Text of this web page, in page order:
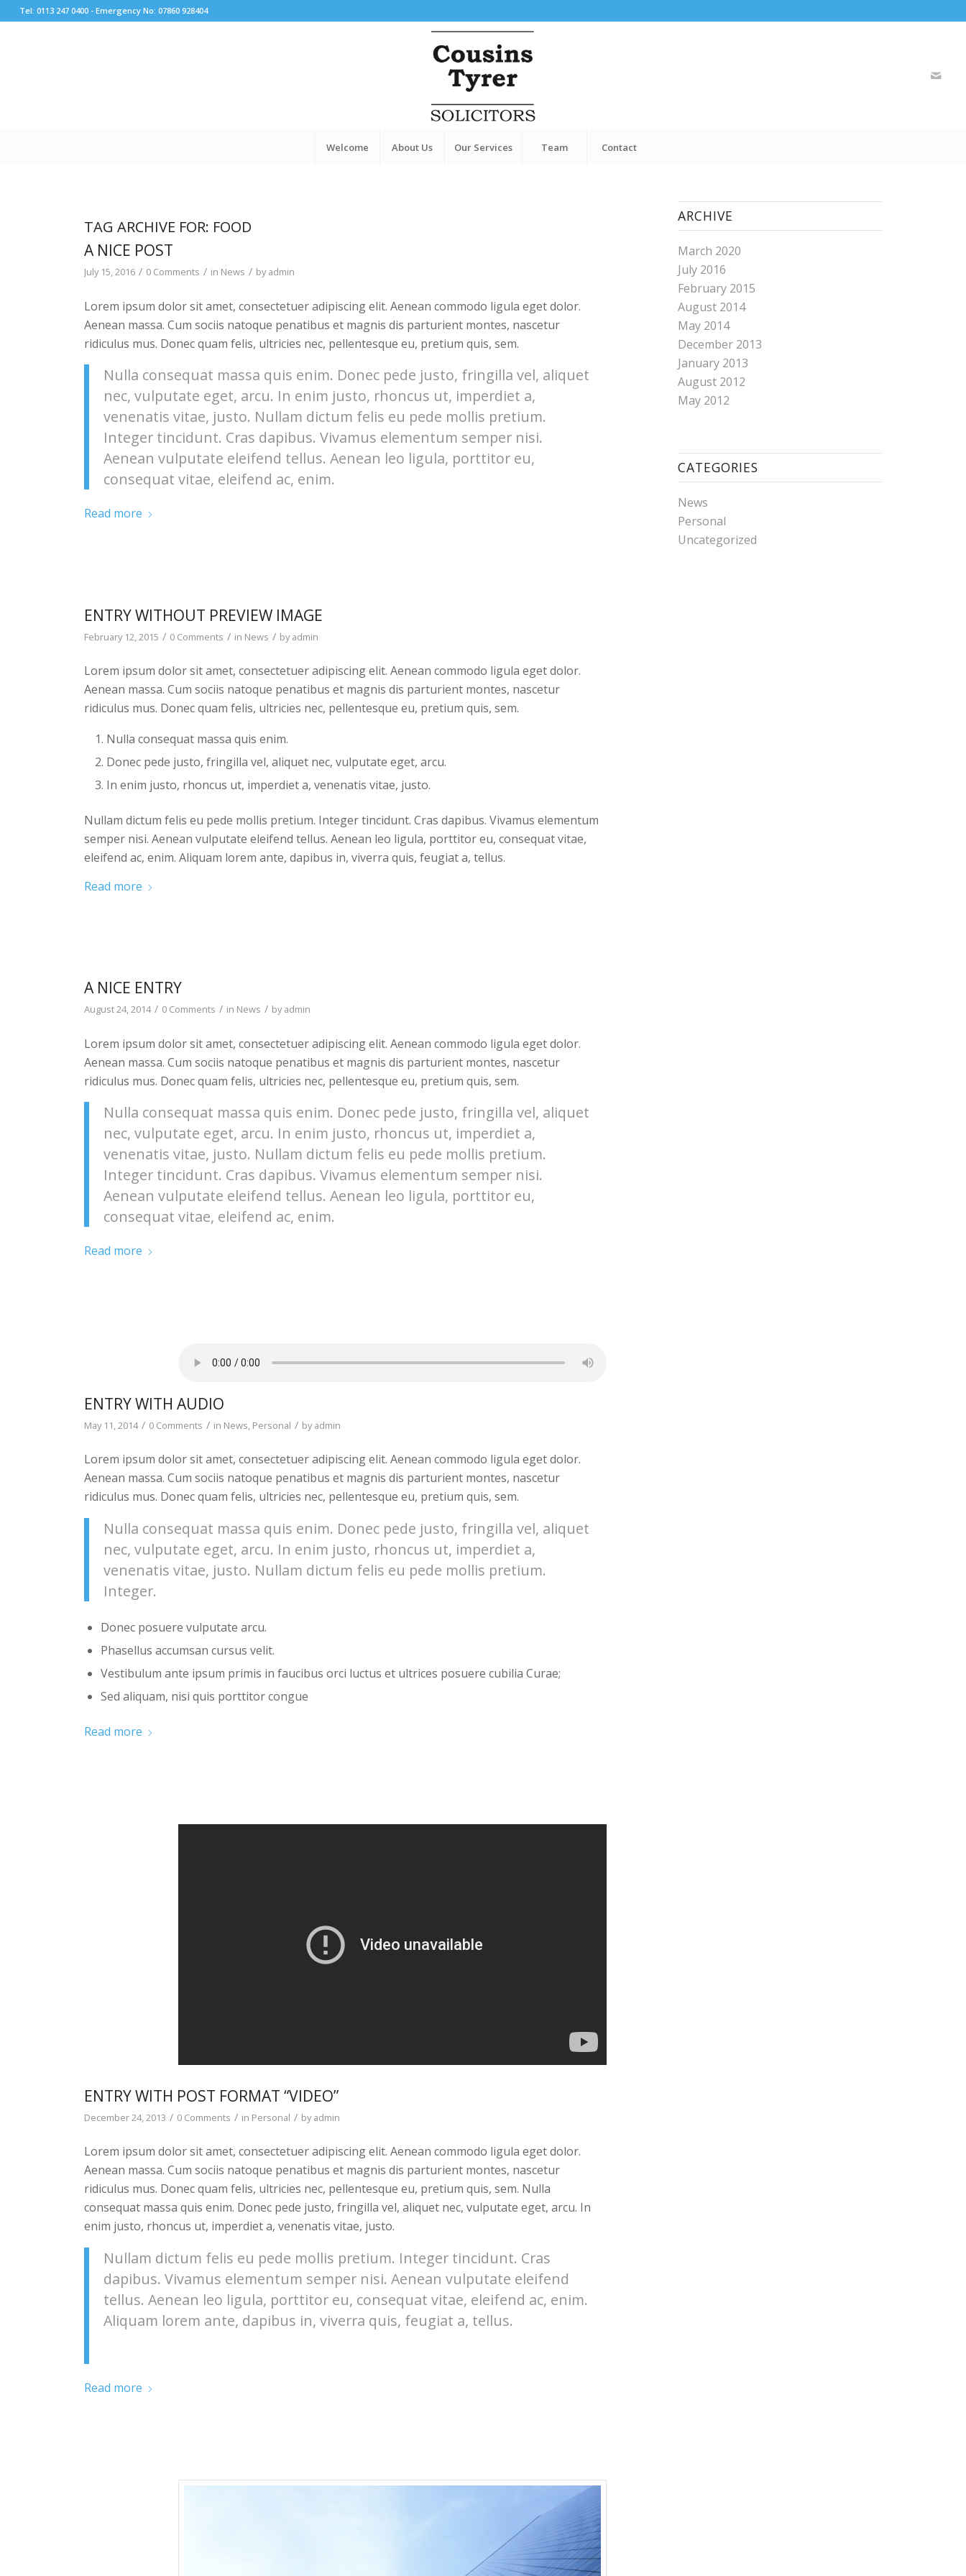
Tel: 0113 247 0400 - Emergency No: 07860 928404
Welcome About Us Our Services Team Contact
TAG ARCHIVE FOR: FOOD
A NICE POST
July 15, 2016 / 0 Comments / in News / byadmin
Lorem ipsum dolor sit amet, consectetuer adipiscing elit. Aenean commodo ligula eget dolor.
Aenean massa. Cum sociis natoque penatibus et magnis dis parturient montes, nascetur
ridiculus mus. Donec quam felis, ultricies nec, pellentesque eu, pretium quis, sem.
Nulla consequat massa quis enim. Donec pede justo, fringilla vel, aliquet
nec, vulputate eget, arcu. In enim justo, rhoncus ut, imperdiet a,
venenatis vitae, justo. Nullam dictum felis eu pede mollis pretium.
Integer tincidunt. Cras dapibus. Vivamus elementum semper nisi.
Aenean vulputate eleifend tellus. Aenean leo ligula, porttitor eu,
consequat vitae, eleifend ac, enim.
Read more
ENTRY WITHOUT PREVIEW IMAGE
February 12, 2015 / 0 Comments / in News / byadmin
Lorem ipsum dolor sit amet, consectetuer adipiscing elit. Aenean commodo ligula eget dolor.
Aenean massa. Cum sociis natoque penatibus et magnis dis parturient montes, nascetur
ridiculus mus. Donec quam felis, ultricies nec, pellentesque eu, pretium quis, sem.
Nulla consequat massa quis enim.
Donec pede justo, fringilla vel, aliquet nec, vulputate eget, arcu.
In enim justo, rhoncus ut, imperdiet a, venenatis vitae, justo.
Nullam dictum felis eu pede mollis pretium. Integer tincidunt. Cras dapibus. Vivamus elementum
semper nisi. Aenean vulputate eleifend tellus. Aenean leo ligula, porttitor eu, consequat vitae,
eleifend ac, enim. Aliquam lorem ante, dapibus in, viverra quis, feugiat a, tellus.
Read more
A NICE ENTRY
August 24, 2014 / 0 Comments / in News / byadmin
Lorem ipsum dolor sit amet, consectetuer adipiscing elit. Aenean commodo ligula eget dolor.
Aenean massa. Cum sociis natoque penatibus et magnis dis parturient montes, nascetur
ridiculus mus. Donec quam felis, ultricies nec, pellentesque eu, pretium quis, sem.
Nulla consequat massa quis enim. Donec pede justo, fringilla vel, aliquet
nec, vulputate eget, arcu. In enim justo, rhoncus ut, imperdiet a,
venenatis vitae, justo. Nullam dictum felis eu pede mollis pretium.
Integer tincidunt. Cras dapibus. Vivamus elementum semper nisi.
Aenean vulputate eleifend tellus. Aenean leo ligula, porttitor eu,
consequat vitae, eleifend ac, enim.
Read more
ENTRY WITH AUDIO
May 11, 2014 / 0 Comments / in News, Personal / byadmin
Lorem ipsum dolor sit amet, consectetuer adipiscing elit. Aenean commodo ligula eget dolor.
Aenean massa. Cum sociis natoque penatibus et magnis dis parturient montes, nascetur
ridiculus mus. Donec quam felis, ultricies nec, pellentesque eu, pretium quis, sem.
Nulla consequat massa quis enim. Donec pede justo, fringilla vel, aliquet
nec, vulputate eget, arcu. In enim justo, rhoncus ut, imperdiet a,
venenatis vitae, justo. Nullam dictum felis eu pede mollis pretium.
Integer.
Donec posuere vulputate arcu.
Phasellus accumsan cursus velit.
Vestibulum ante ipsum primis in faucibus orci luctus et ultrices posuere cubilia Curae;
Sed aliquam, nisi quis porttitor congue
Read more
ENTRY WITH POST FORMAT “VIDEO”
December 24, 2013 / 0 Comments / in Personal / byadmin
Lorem ipsum dolor sit amet, consectetuer adipiscing elit. Aenean commodo ligula eget dolor.
Aenean massa. Cum sociis natoque penatibus et magnis dis parturient montes, nascetur
ridiculus mus. Donec quam felis, ultricies nec, pellentesque eu, pretium quis, sem. Nulla
consequat massa quis enim. Donec pede justo, fringilla vel, aliquet nec, vulputate eget, arcu. In
enim justo, rhoncus ut, imperdiet a, venenatis vitae, justo.
Nullam dictum felis eu pede mollis pretium. Integer tincidunt. Cras
dapibus. Vivamus elementum semper nisi. Aenean vulputate eleifend
tellus. Aenean leo ligula, porttitor eu, consequat vitae, eleifend ac, enim.
Aliquam lorem ante, dapibus in, viverra quis, feugiat a, tellus.
Read more
ARCHIVE
March 2020
July 2016
February 2015
August 2014
May 2014
December 2013
January 2013
August 2012
May 2012
CATEGORIES
News
Personal
Uncategorized